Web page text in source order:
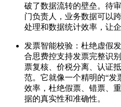
破了数据流转的壁垒。待
门负责人，业务数据可以
处理和数据统计效率，让
发票智能校验：杜绝虚假
合思费控支持发票完整识
票复核、价税分离、认证
范。它就像一个精明的“发
效率，杜绝假票、错票、
据的真实性和准确性。